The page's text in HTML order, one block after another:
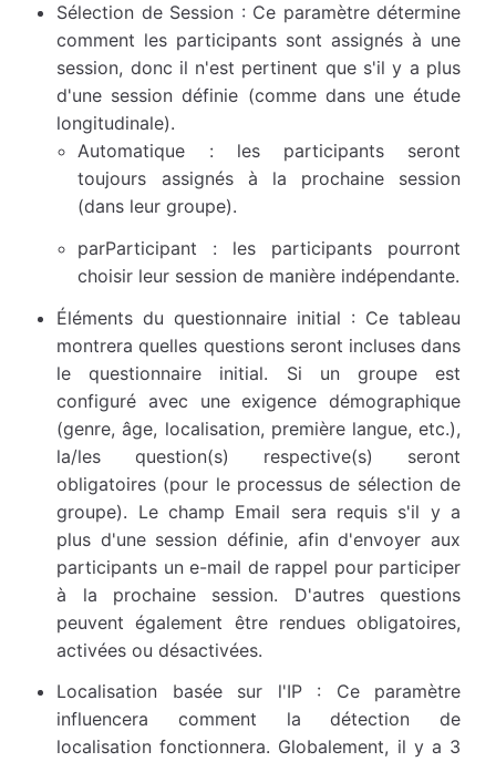
Sélection de Session : Ce paramètre détermine
comment les participants sont assignés à une
session, donc il n'est pertinent que s'il y a plus
d'une session définie (comme dans une étude
longitudinale).
Automatique : les participants seront
toujours assignés à la prochaine session
(dans leur groupe).
parParticipant : les participants pourront
choisir leur session de manière indépendante.
Éléments du questionnaire initial : Ce tableau
montrera quelles questions seront incluses dans
le questionnaire initial. Si un groupe est
configuré avec une exigence démographique
(genre, âge, localisation, première langue, etc.),
la/les question(s) respective(s) seront
obligatoires (pour le processus de sélection de
groupe). Le champ Email sera requis s'il y a
plus d'une session définie, afin d'envoyer aux
participants un e-mail de rappel pour participer
à la prochaine session. D'autres questions
peuvent également être rendues obligatoires,
activées ou désactivées.
Localisation basée sur l'IP : Ce paramètre
influencera comment la détection de
localisation fonctionnera. Globalement, il y a 3